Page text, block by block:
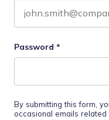
Password *
By submitting this form,
occasional emails related